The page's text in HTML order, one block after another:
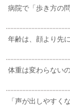
病院で「歩き方の
年齢は、顔より先
体重は変わらない
「声が出しやすく